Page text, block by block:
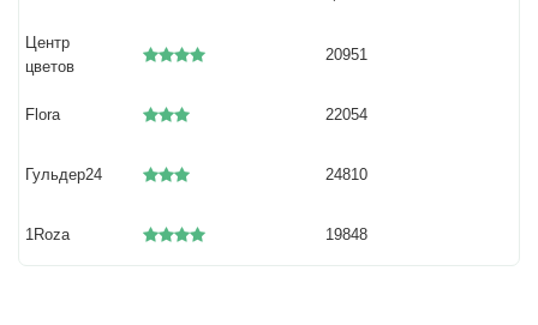
Центр
цветов
20951
Flora 22054
Гульдер24 24810
1Roza 19848